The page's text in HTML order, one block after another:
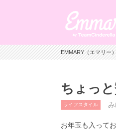
EMMARY（エマリー
ちょっ
ライフスタイル
お年玉も入って